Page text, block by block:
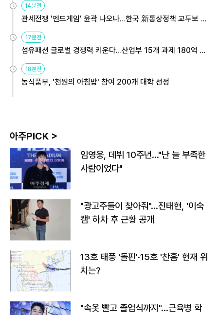
14분전
관세전쟁 '엔드게임' 윤곽 나오나…한국 新통상정책 교두보 활
17분전
섬유패션 글로벌 경쟁력 키운다…산업부 15개 과제 180억 지
18분전
농식품부, '천원의 아침밥' 참여 200개 대학 선정
아주PICK >
임영웅, 데뷔 10주년…"난 늘 부족한
사람이었다"
"광고주들이 찾아줘"…진태현, '이숙
캠' 하차 후 근황 공개
13호 태풍 '돌핀'·15호 '찬홈' 현재 위
치는?
"속옷 빨고 졸업식까지"…근육병 학